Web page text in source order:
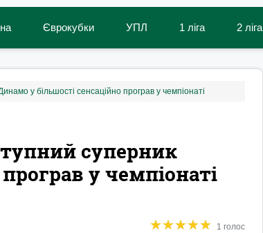
Єврокубки УПЛ 1 ліга 2 ліга
у більшості сенсаційно програв у чемпіонаті
суперник
у чемпіонаті
★★★★★
★★★★★ 1 голос